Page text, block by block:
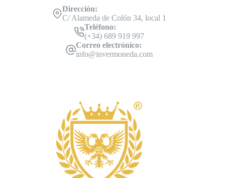
Dirección:
C/ Alameda de Colón 34, local 1
Teléfono:
(+34) 689 919 997
Correo electrónico:
info@invermoneda.com